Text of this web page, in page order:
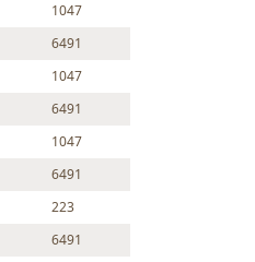
1047
6491
1047
6491
1047
6491
223
6491